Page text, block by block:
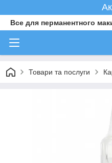
Все для перманентного
Товари та послуги